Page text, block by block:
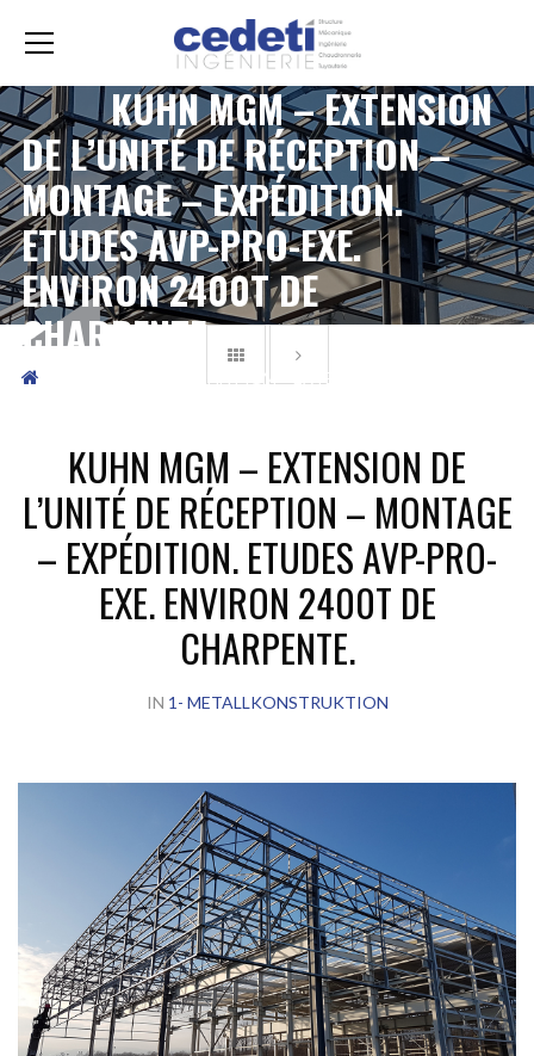
KUHN MGM – EXTENSION
DE L’UNITÉ DE RÉCEPTION –
MONTAGE – EXPÉDITION.
ETUDES AVP-PRO-EXE.
ENVIRON 2400T DE
CHARPENTE.
KUHN MGM – EXTENSION DE L’UNITÉ
KUHN MGM – EXTENSION DE
L’UNITÉ DE RÉCEPTION – MONTAGE
– EXPÉDITION. ETUDES AVP-PRO-
EXE. ENVIRON 2400T DE
CHARPENTE.
IN 1- METALLKONSTRUKTION